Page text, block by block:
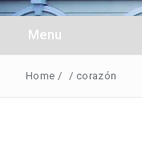
Obreros
Menu
Home / / corazón